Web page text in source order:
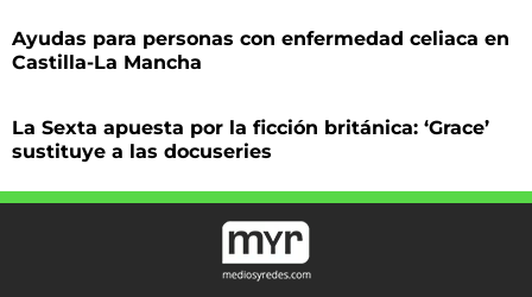
Ayudas para personas con enfermedad celiaca en
Castilla-La Mancha
La Sexta apuesta por la ficción británica: ‘Grace’
sustituye a las docuseries